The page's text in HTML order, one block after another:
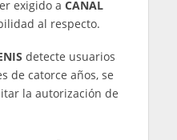
de protección de
noticias
CANAL TENISpodrán
de personas